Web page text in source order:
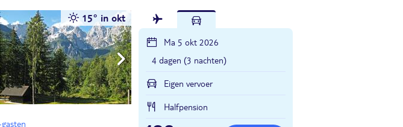
15° in okt
Ma 5 okt 2026
4 dagen (3 nachten)
Eigen vervoer
Halfpension